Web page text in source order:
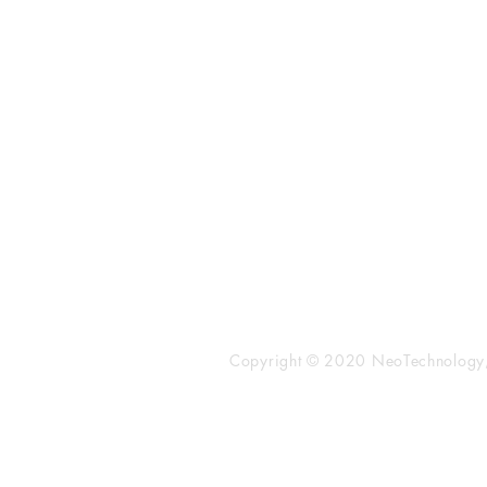
Copyright © 2020